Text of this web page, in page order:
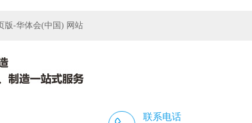
版-华体会(中国) 网站
联系电话